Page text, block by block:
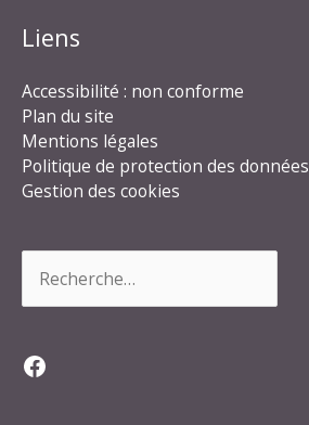
Liens
Accessibilité : non conforme
Plan du site
Mentions légales
Politique de protection des données
Gestion des cookies
Facebook